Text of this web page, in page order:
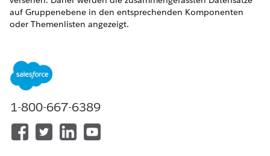
auf Gruppenebene in den entsprechenden Komponenten
oder Themenlisten angezeigt.
Verfügbarkeit: Lightning Experience
Verfügbarkeit:
Edition
Dies ist eine Funktion für verwaltete Financial Services
1-800-667-6389